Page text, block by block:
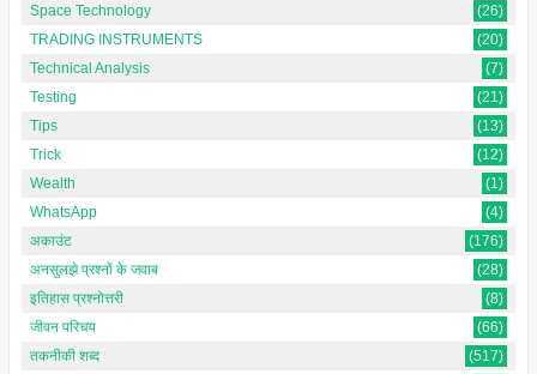
Space Technology
(26)
TRADING INSTRUMENTS
(20)
Technical Analysis
(7)
Testing
(21)
Tips
(13)
Trick
(12)
Wealth
(1)
WhatsApp
(4)
अकाउंट
(176)
अनसुलझे प्रश्नों के जवाब
(28)
इतिहास प्रश्नोत्तरी
(8)
जीवन परिचय
(66)
तकनीकी शब्द
(517)